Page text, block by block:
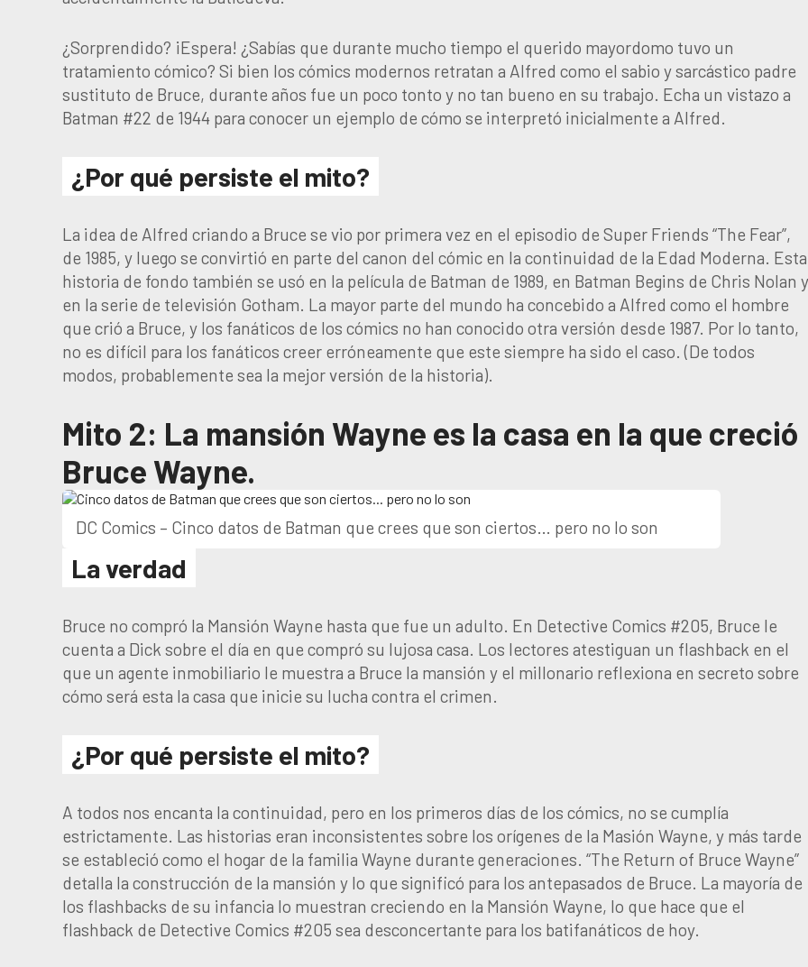
¿Sorprendido? ¡Espera! ¿Sabías que durante mucho tiempo el querido mayordomo tuvo un
tratamiento cómico? Si bien los cómics modernos retratan a Alfred como el sabio y sarcástico padre
sustituto de Bruce, durante años fue un poco tonto y no tan bueno en su trabajo. Echa un vistazo a
Batman #22 de 1944 para conocer un ejemplo de cómo se interpretó inicialmente a Alfred.
¿Por qué persiste el mito?
La idea de Alfred criando a Bruce se vio por primera vez en el episodio de Super Friends “The Fear”,
de 1985, y luego se convirtió en parte del canon del cómic en la continuidad de la Edad Moderna. Esta
historia de fondo también se usó en la película de Batman de 1989, en Batman Begins de Chris Nolan
en la serie de televisión Gotham. La mayor parte del mundo ha concebido a Alfred como el hombre
que crió a Bruce, y los fanáticos de los cómics no han conocido otra versión desde 1987. Por lo tanto,
no es difícil para los fanáticos creer erróneamente que este siempre ha sido el caso. (De todos
modos, probablemente sea la mejor versión de la historia).
Mito 2: La mansión Wayne es la casa en la que creció
Bruce Wayne.
DC Comics – Cinco datos de Batman que crees que son ciertos… pero no lo son
La verdad
Bruce no compró la Mansión Wayne hasta que fue un adulto. En Detective Comics #205, Bruce le
cuenta a Dick sobre el día en que compró su lujosa casa. Los lectores atestiguan un flashback en el
que un agente inmobiliario le muestra a Bruce la mansión y el millonario reflexiona en secreto sobre
cómo será esta la casa que inicie su lucha contra el crimen.
¿Por qué persiste el mito?
A todos nos encanta la continuidad, pero en los primeros días de los cómics, no se cumplía
estrictamente. Las historias eran inconsistentes sobre los orígenes de la Masión Wayne, y más tarde
se estableció como el hogar de la familia Wayne durante generaciones. “The Return of Bruce Wayne”
detalla la construcción de la mansión y lo que significó para los antepasados ​​de Bruce. La mayoría de
los flashbacks de su infancia lo muestran creciendo en la Mansión Wayne, lo que hace que el
flashback de Detective Comics #205 sea desconcertante para los batifanáticos de hoy.